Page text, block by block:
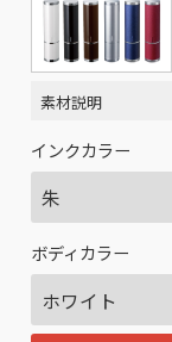
素材説明
インクカラー
ボディカラー